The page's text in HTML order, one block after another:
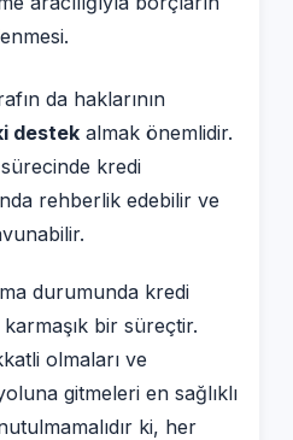
da haklarının
destek almak önemlidir.
kredi
rehberlik edebilir ve
durumunda kredi
karmaşık bir süreçtir.
olmaları ve
gitmeleri en sağlıklı
ki, her